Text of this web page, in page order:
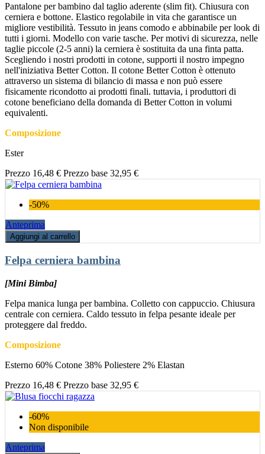
Pantalone per bambino dal taglio aderente (slim fit). Chiusura con
cerniera e bottone. Elastico regolabile in vita che garantisce un
migliore vestibilità. Tessuto in jeans comodo e abbinabile per look di
tutti i giorni. Modello con varie tasche. Per motivi di sicurezza, nelle
taglie piccole (2-5 anni) la cerniera è sostituita da una finta patta.
Scegliendo i nostri prodotti in cotone, supporti il nostro impegno
nell'iniziativa Better Cotton. Il cotone Better Cotton è ottenuto
attraverso un sistema di bilancio di massa e non può essere
fisicamente ricondotto ai prodotti finali. tuttavia, i produttori di
cotone beneficiano della domanda di Better Cotton in volumi
equivalenti.
Composizione
Ester
Prezzo 16,48 € Prezzo base 32,95 €
-50%
Anteprima
Aggiungi al carrello
Felpa cerniera bambina
[Mini Bimba]
Felpa manica lunga per bambina. Colletto con cappuccio. Chiusura
centrale con cerniera. Caldo tessuto in felpa pesante ideale per
proteggere dal freddo.
Composizione
Esterno 60% Cotone 38% Poliestere 2% Elastan
Prezzo 16,48 € Prezzo base 32,95 €
-60%
Non disponibile
Anteprima